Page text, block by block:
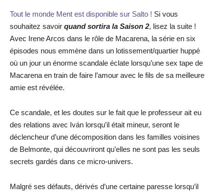
Tout le monde Ment est disponible sur Salto ! Si vous
souhaitez savoir quand sortira la Saison 2, lisez la suite !
Avec Irene Arcos dans le rôle de Macarena, la série en six
épisodes nous emmène dans un lotissement/quartier huppé
où un jour un énorme scandale éclate lorsqu’une sex tape de
Macarena en train de faire l’amour avec le fils de sa meilleure
amie est révélée.
Ce scandale, et les doutes sur le fait que le professeur ait eu
des relations avec Iván lorsqu’il était mineur, seront le
déclencheur d’une décomposition dans les familles voisines
de Belmonte, qui découvriront qu’elles ne sont pas les seuls
secrets gardés dans ce micro-univers.
Malgré ses défauts, dérivés d’une certaine paresse lorsqu’il